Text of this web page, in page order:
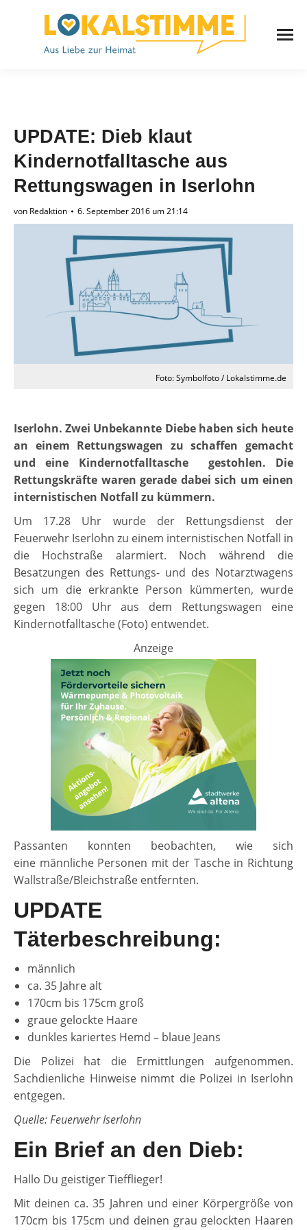
UPDATE: Dieb klaut
Kindernotfalltasche aus
Rettungswagen in Iserlohn
von Redaktion 6. September 2016 um 21:14
Foto: Symbolfoto / Lokalstimme.de
Iserlohn. Zwei Unbekannte Diebe haben sich heute
an einem Rettungswagen zu schaffen gemacht
und eine Kindernotfalltasche gestohlen. Die
Rettungskräfte waren gerade dabei sich um einen
internistischen Notfall zu kümmern.
Um 17.28 Uhr wurde der Rettungsdienst der
Feuerwehr Iserlohn zu einem internistischen Notfall in
die Hochstraße alarmiert. Noch während die
Besatzungen des Rettungs- und des Notarztwagens
sich um die erkrankte Person kümmerten, wurde
gegen 18:00 Uhr aus dem Rettungswagen eine
Kindernotfalltasche (Foto) entwendet.
Anzeige
Passanten konnten beobachten, wie sich
eine männlichePersonen mit der Tasche in Richtung
Wallstraße/Bleichstraße entfernten.
UPDATE
Täterbeschreibung:
männlich
ca. 35 Jahre alt
170cm bis 175cm groß
graue gelockte Haare
dunkles kariertes Hemd – blaue Jeans
Die Polizei hat die Ermittlungen aufgenommen.
Sachdienliche Hinweise nimmt die Polizei in Iserlohn
entgegen.
Quelle: Feuerwehr Iserlohn
Ein Brief an den Dieb:
Hallo Du geistiger Tiefflieger!
Mit deinen ca. 35 Jahren und einer Körpergröße von
170cm bis 175cm und deinen grau gelockten Haaren